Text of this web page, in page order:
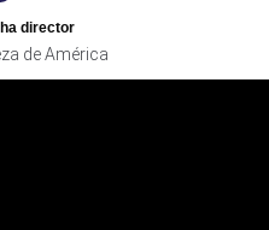
director
de América